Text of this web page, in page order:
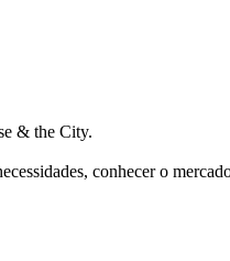
& the City.
conhecer o